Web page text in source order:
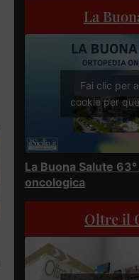
La
Fai clic per
cookie per
La Buona Salute
oncologica
Oltre il